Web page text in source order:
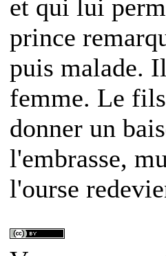
et qui lui
prince
puis malade.
femme. Le
donner un
l'embrasse,
l'ourse